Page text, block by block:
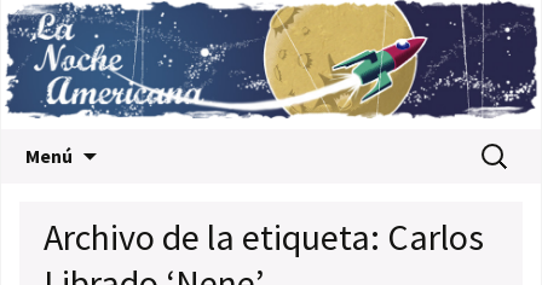
Menú Buscar:
Archivo de la etiqueta: Carlos